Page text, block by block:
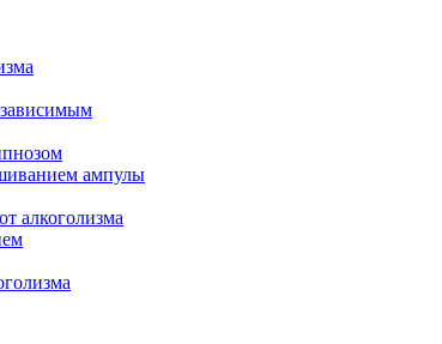
ампулы
алкоголизма